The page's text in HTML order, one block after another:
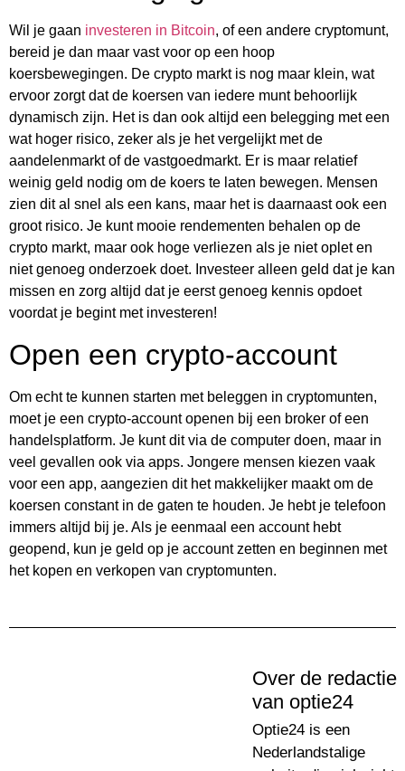
Wil je gaan investeren in Bitcoin, of een andere cryptomunt,
bereid je dan maar vast voor op een hoop
koersbewegingen. De crypto markt is nog maar klein, wat
ervoor zorgt dat de koersen van iedere munt behoorlijk
dynamisch zijn. Het is dan ook altijd een belegging met een
wat hoger risico, zeker als je het vergelijkt met de
aandelenmarkt of de vastgoedmarkt. Er is maar relatief
weinig geld nodig om de koers te laten bewegen. Mensen
zien dit al snel als een kans, maar het is daarnaast ook een
groot risico. Je kunt mooie rendementen behalen op de
crypto markt, maar ook hoge verliezen als je niet oplet en
niet genoeg onderzoek doet. Investeer alleen geld dat je kan
missen en zorg altijd dat je eerst genoeg kennis opdoet
voordat je begint met investeren!
Open een crypto-account
Om echt te kunnen starten met beleggen in cryptomunten,
moet je een crypto-account openen bij een broker of een
handelsplatform. Je kunt dit via de computer doen, maar in
veel gevallen ook via apps. Jongere mensen kiezen vaak
voor een app, aangezien dit het makkelijker maakt om de
koersen constant in de gaten te houden. Je hebt je telefoon
immers altijd bij je. Als je eenmaal een account hebt
geopend, kun je geld op je account zetten en beginnen met
het kopen en verkopen van cryptomunten.
Over de redactie
van optie24
Optie24 is een
Nederlandstalige